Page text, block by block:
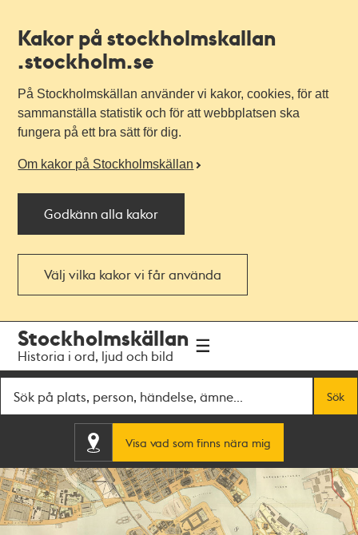
Kakor på stockholmskallan
.stockholm.se
På Stockholmskällan använder vi kakor, cookies, för att
sammanställa statistik och för att webbplatsen ska
fungera på ett bra sätt för dig.
Om kakor på Stockholmskällan
Godkänn alla kakor
Välj vilka kakor vi får använda
navigationen
huvudinnehållet
Stockholmskällan
Historia i ord, ljud och bild
Sök
Visa vad som finns nära mig